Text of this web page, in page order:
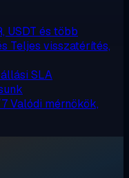
USDT és több
Teljes visszatérítés,
SLA
Valódi mérnökök,